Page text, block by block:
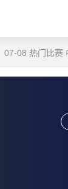
07-08 热门比赛